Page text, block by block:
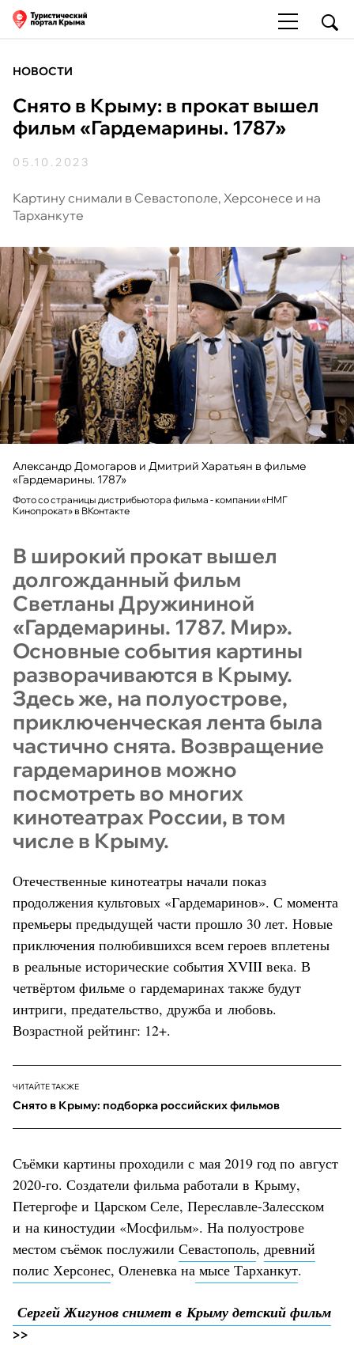
НОВОСТИ
Снято в Крыму: в прокат вышел
фильм «Гардемарины. 1787»
05.10.2023
Картину снимали в Севастополе, Херсонесе и на
Тарханкуте
Александр Домогаров и Дмитрий Харатьян в фильме
«Гардемарины. 1787»
Фото со страницы дистрибьютора фильма - компании «НМГ
Кинопрокат» в ВКонтакте
В широкий прокат вышел
долгожданный фильм
Светланы Дружининой
«Гардемарины. 1787. Мир».
Основные события картины
разворачиваются в Крыму.
Здесь же, на полуострове,
приключенческая лента была
частично снята. Возвращение
гардемаринов можно
посмотреть во многих
кинотеатрах России, в том
числе в Крыму.
Отечественные кинотеатры начали показ
продолжения культовых «Гардемаринов». С момента
премьеры предыдущей части прошло 30 лет. Новые
приключения полюбившихся всем героев вплетены
в реальные исторические события XVIII века. В
четвёртом фильме о гардемаринах также будут
интриги, предательство, дружба и любовь.
Возрастной рейтинг: 12+.
ЧИТАЙТЕ ТАКЖЕ
Снято в Крыму: подборка российских фильмов
Съёмки картины проходили с мая 2019 год по август
2020-го. Создатели фильма работали в Крыму,
Петергофе и Царском Селе, Переславле-Залесском
и на киностудии «Мосфильм». На полуострове
местом съёмок послужили Севастополь, древний
полис Херсонес, Оленевка на мысе Тарханкут.
Сергей Жигунов снимет в Крыму детский фильм
>>